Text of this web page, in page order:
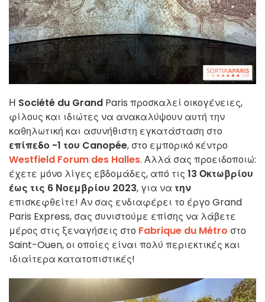
Η Société du Grand Paris προσκαλεί οικογένειες,
φίλους και ιδιώτες να ανακαλύψουν αυτή την
καθηλωτική και ασυνήθιστη εγκατάσταση στο
επίπεδο -1 του Canopée, στο εμπορικό κέντρο
Westfield Forum des Halles. Αλλά σας προειδοποιώ:
έχετε μόνο λίγες εβδομάδες, από τις 13 Οκτωβρίου
έως τις 6 Νοεμβρίου 2023, για να την
επισκεφθείτε! Αν σας ενδιαφέρει το έργο Grand
Paris Express, σας συνιστούμε επίσης να λάβετε
μέρος στις ξεναγήσεις στο Fabrique du Métro στο
Saint-Ouen, οι οποίες είναι πολύ περιεκτικές και
ιδιαίτερα κατατοπιστικές!